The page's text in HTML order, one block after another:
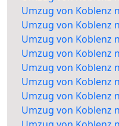
Umzug von Koblenz
Umzug von Koblenz
Umzug von Koblenz
Umzug von Koblenz
Umzug von Koblenz
Umzug von Koblenz
Umzug von Koblenz
Umzug von Koblenz